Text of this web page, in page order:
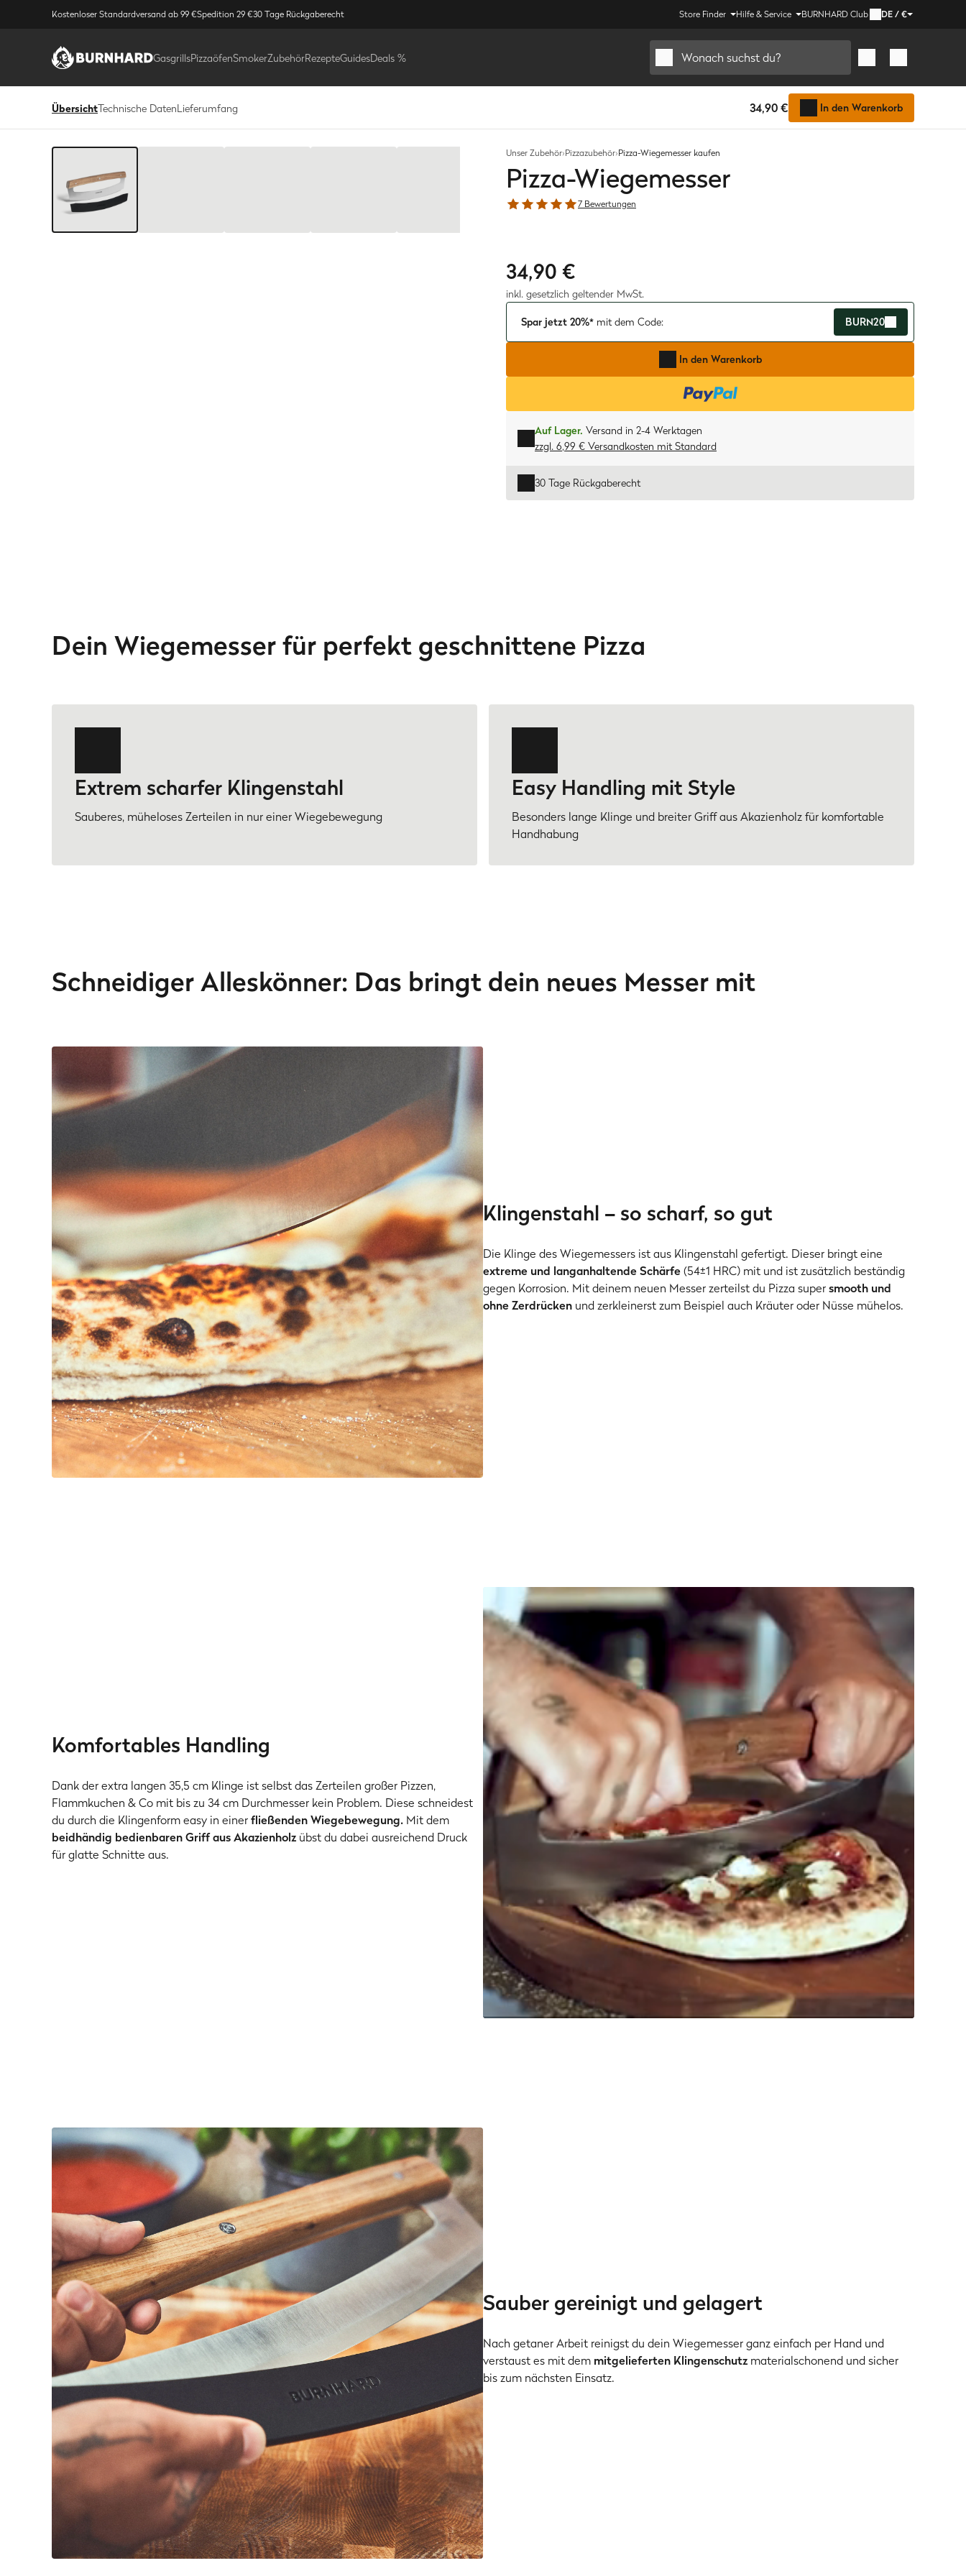
Kostenloser Standardversand ab 99 €Spedition 29 €30 Tage Rückgaberecht Store Finder Hilfe & Service BURNHARD Club DE/€
GasgrillsPizzaöfenSmokerZubehörRezepteGuidesDeals % Wonach suchst du?
ÜbersichtTechnische DatenLieferumfang 34,90 € In den Warenkorb
Unser Zubehör›Pizzazubehör›Pizza-Wiegemesser kaufen
Pizza-Wiegemesser
7 Bewertungen
Bild
34,90 €
inkl. gesetzlich geltender MwSt.
Spar jetzt 20%* mit dem Code: BURN20
In den Warenkorb
Auf Lager. Versand in 2-4 Werktagen
zzgl. 6,99 € Versandkosten mit Standard
30 Tage Rückgaberecht
Dein Wiegemesser für perfekt geschnittene Pizza
Extrem scharfer Klingenstahl
Sauberes, müheloses Zerteilen in nur einer Wiegebewegung
Easy Handling mit Style
Besonders lange Klinge und breiter Griff aus Akazienholz für komfortable
Handhabung
Schneidiger Alleskönner: Das bringt dein neues Messer mit
Klingenstahl – so scharf, so gut
Die Klinge des Wiegemessers ist aus Klingenstahl gefertigt. Dieser bringt eine
extreme und langanhaltende Schärfe(54±1 HRC) mit und ist zusätzlich beständig
gegen Korrosion. Mit deinem neuen Messer zerteilst du Pizza supersmooth und
ohne Zerdrücken und zerkleinerst zum Beispiel auch Kräuter oder Nüsse mühelos.
Komfortables Handling
Dank der extra langen 35,5 cm Klinge ist selbst das Zerteilen großer Pizzen,
Flammkuchen & Co mit bis zu 34 cm Durchmesser kein Problem. Diese schneidest
du durch die Klingenform easy in einerfließenden Wiegebewegung. Mit dem
beidhändig bedienbaren Griff aus Akazienholz übst du dabei ausreichend Druck
für glatte Schnitte aus.
Sauber gereinigt und gelagert
Nach getaner Arbeit reinigst du dein Wiegemesser ganz einfach per Hand und
verstaust es mit dem mitgelieferten Klingenschutz materialschonend und sicher
bis zum nächsten Einsatz.